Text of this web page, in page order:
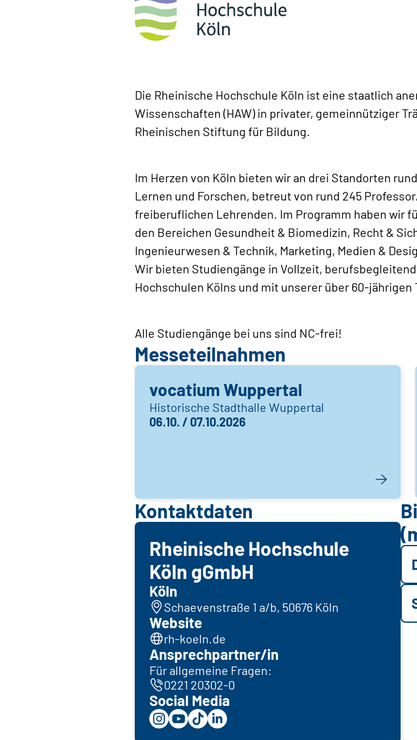
Die Rheinische Hochschule Köln ist eine staatlich
Wissenschaften (HAW) in privater, gemeinnütziger
Rheinischen Stiftung für Bildung.
Im Herzen von Köln bieten wir an drei Standorten
Lernen und Forschen, betreut von rund 245
freiberuflichen Lehrenden. Im Programm haben wir
den Bereichen Gesundheit & Biomedizin, Recht &
Ingenieurwesen & Technik, Marketing, Medien &
Wir bieten Studiengänge in Vollzeit,
Hochschulen Kölns und mit unserer über 60-
Alle Studiengänge bei uns sind NC-frei!
Messeteilnahmen
vocatium Wuppertal
Historische Stadthalle Wuppertal
06.10. / 07.10.2026
Kontaktdaten
Rheinische Hochschule
Köln gGmbH
Köln
Schaevenstraße 1 a/b, 50676 Köln
Website
rh-koeln.de
Ansprechpartner/in
Für allgemeine Fragen:
0221 20302-0
Social Media